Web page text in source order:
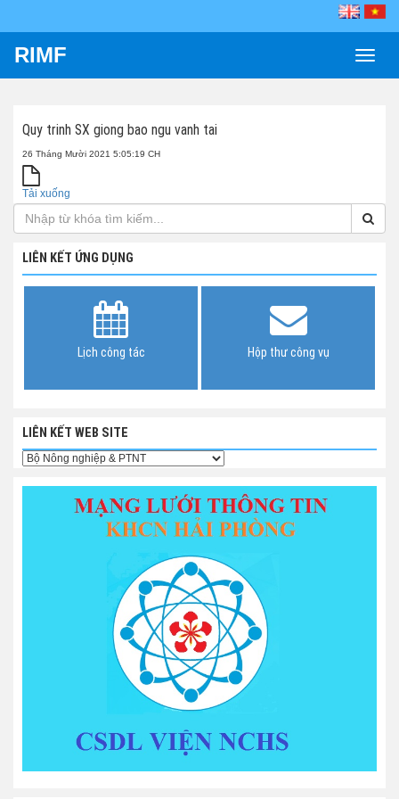
Toggle
RIMF
Quy trinh SX giong bao ngu vanh tai
26 Tháng Mười 2021 5:05:19 CH
Tải xuống
LIÊN KẾT ỨNG DỤNG
Lịch công tác Hộp thư công vụ
LIÊN KẾT WEB SITE